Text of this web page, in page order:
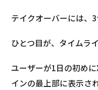
テイクオーバーには、3
ひとつ目が、タイムラ
ユーザーが1日の初め
インの最上部に表示さ